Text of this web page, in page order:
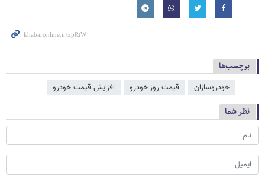
برچسب‌ها
خودروسازان قیمت روز خودرو افزایش قیمت خودرو
نظر شما